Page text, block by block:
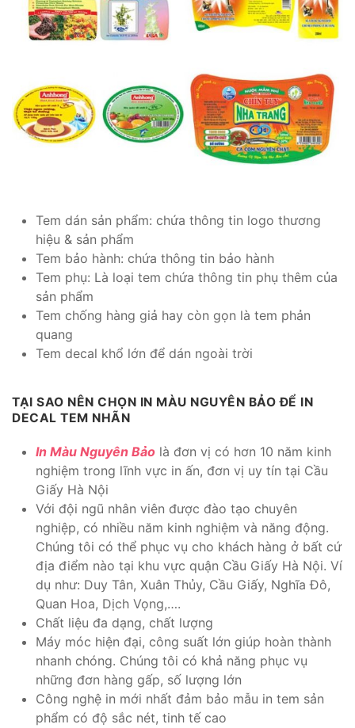
Tem dán sản phẩm: chứa thông tin logo thương
hiệu & sản phẩm
Tem bảo hành: chứa thông tin bảo hành
Tem phụ: Là loại tem chứa thông tin phụ thêm của
sản phẩm
Tem chống hàng giả hay còn gọn là tem phản
quang
Tem decal khổ lớn để dán ngoài trời
TẠI SAO NÊN CHỌN IN MÀU NGUYÊN BẢO ĐỂ IN
DECAL TEM NHÃN
In Màu Nguyên Bảo là đơn vị có hơn 10 năm kinh
nghiệm trong lĩnh vực in ấn, đơn vị uy tín tại Cầu
Giấy Hà Nội
Với đội ngũ nhân viên được đào tạo chuyên
nghiệp, có nhiều năm kinh nghiệm và năng động.
Chúng tôi có thể phục vụ cho khách hàng ở bất cứ
địa điểm nào tại khu vực quận Cầu Giấy Hà Nội. Ví
dụ như: Duy Tân, Xuân Thủy, Cầu Giấy, Nghĩa Đô,
Quan Hoa, Dịch Vọng,….
Chất liệu đa dạng, chất lượng
Máy móc hiện đại, công suất lớn giúp hoàn thành
nhanh chóng. Chúng tôi có khả năng phục vụ
những đơn hàng gấp, số lượng lớn
Công nghệ in mới nhất đảm bảo mẫu in tem sản
phẩm có độ sắc nét, tinh tế cao